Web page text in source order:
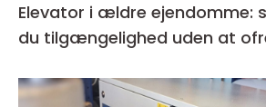
Elevator i ældre ejendomme:
du tilgængelighed uden at